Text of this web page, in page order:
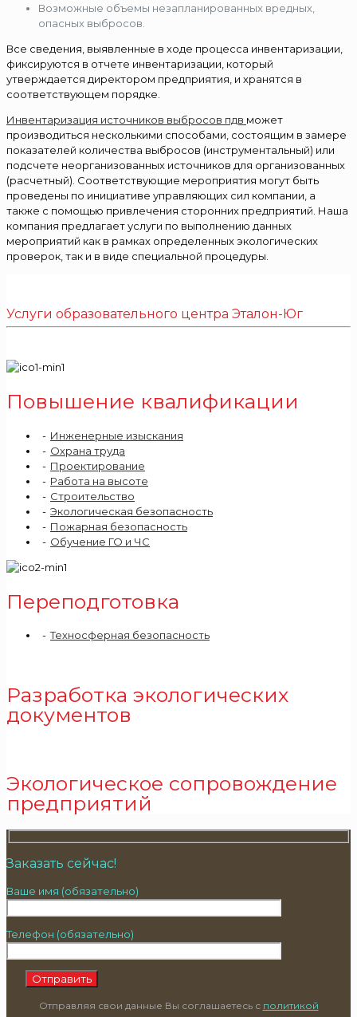
Возможные объемы незапланированных вредных,
опасных выбросов.
Все сведения, выявленные в ходе процесса инвентаризации,
фиксируются в отчете инвентаризации, который
утверждается директором предприятия, и хранятся в
соответствующем порядке.
Инвентаризация источников выбросов пдв может
производиться несколькими способами, состоящим в замере
показателей количества выбросов (инструментальный) или
подсчете неорганизованных источников для организованных
(расчетный). Соответствующие мероприятия могут быть
проведены по инициативе управляющих сил компании, а
также с помощью привлечения сторонних предприятий. Наша
компания предлагает услуги по выполнению данных
мероприятий как в рамках определенных экологических
проверок, так и в виде специальной процедуры.
Услуги образовательного центра Эталон-Юг
Повышение квалификации
Инженерные изыскания
Охрана труда
Проектирование
Работа на высоте
Строительство
Экологическая безопасность
Пожарная безопасность
Обучение ГО и ЧС
Переподготовка
Техносферная безопасность
Разработка экологических
документов
Экологическое сопровождение
предприятий
Заказать сейчас!
Ваше имя (обязательно)
Телефон (обязательно)
Отправляя свои данные Вы соглашаетесь с политикой